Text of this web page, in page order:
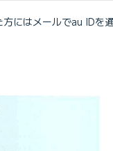
にはメールでau IDを